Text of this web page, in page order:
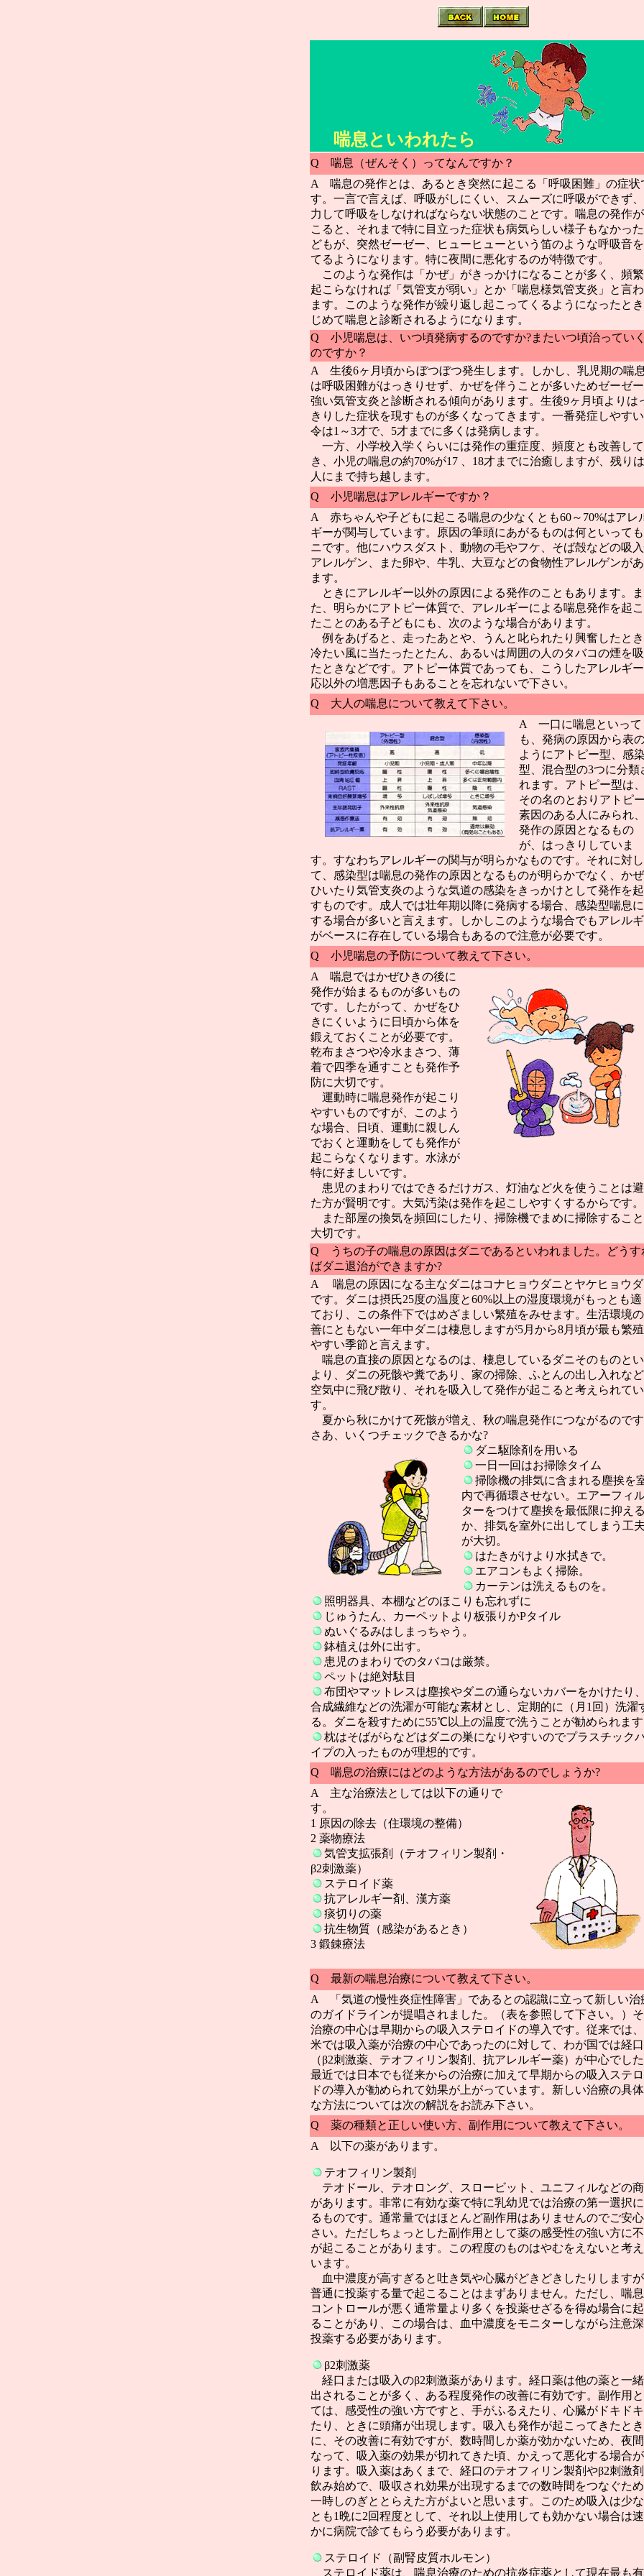
喘息といわれたら
Q 喘息（ぜんそく）ってなんですか？
A 喘息の発作とは、あるとき突然に起こる「呼吸困難」の症状
す。一言で言えば、呼吸がしにくい、スムーズに呼吸ができず
力して呼吸をしなければならない状態のことです。喘息の発作
こると、それまで特に目立った症状も病気らしい様子もなかっ
どもが、突然ゼーゼー、ヒューヒューという笛のような呼吸音
てるようになります。特に夜間に悪化するのが特徴です。
このような発作は「かぜ」がきっかけになることが多く、頻
起こらなければ「気管支が弱い」とか「喘息様気管支炎」と言
ます。このような発作が繰り返し起こってくるようになったと
じめて喘息と診断されるようになります。
Q 小児喘息は、いつ頃発病するのですか?またいつ頃治っていく
のですか？
A 生後6ヶ月頃からぼつぼつ発生します。しかし、乳児期の喘息
は呼吸困難がはっきりせず、かぜを伴うことが多いためゼーゼ
強い気管支炎と診断される傾向があります。生後9ヶ月頃よりは
きりした症状を現すものが多くなってきます。一番発症しやす
令は1～3才で、5才までに多くは発病します。
一方、小学校入学くらいには発作の重症度、頻度とも改善し
き、小児の喘息の約70%が17 、18才までに治癒しますが、残り
人にまで持ち越します。
Q 小児喘息はアレルギーですか？
A 赤ちゃんや子どもに起こる喘息の少なくとも60～70%はアレ
ギーが関与しています。原因の筆頭にあがるものは何といって
ニです。他にハウスダスト、動物の毛やフケ、そば殻などの吸
アレルゲン、また卵や、牛乳、大豆などの食物性アレルゲンがあ
ます。
ときにアレルギー以外の原因による発作のこともあります。ま
た、明らかにアトピー体質で、アレルギーによる喘息発作を起
たことのある子どもにも、次のような場合があります。
例をあげると、走ったあとや、うんと叱られたり興奮したとき
冷たい風に当たったとたん、あるいは周囲の人のタバコの煙を
たときなどです。アトピー体質であっても、こうしたアレルギー
応以外の増悪因子もあることを忘れないで下さい。
Q 大人の喘息について教えて下さい。
A 一口に喘息といって
も、発病の原因から表
ようにアトピー型、感染
型、混合型の3つに分類
れます。アトピー型は、
その名のとおりアトピー
素因のある人にみられ、
発作の原因となるもの
が、はっきりしていま
す。すなわちアレルギーの関与が明らかなものです。それに対し
て、感染型は喘息の発作の原因となるものが明らかでなく、か
ひいたり気管支炎のような気道の感染をきっかけとして発作を起
すものです。成人では壮年期以降に発病する場合、感染型喘息
する場合が多いと言えます。しかしこのような場合でもアレル
がベースに存在している場合もあるので注意が必要です。
Q 小児喘息の予防について教えて下さい。
A 喘息ではかぜひきの後に
発作が始まるものが多いもの
です。したがって、かぜをひ
きにくいように日頃から体を
鍛えておくことが必要です。
乾布まさつや冷水まさつ、薄
着で四季を通すことも発作予
防に大切です。
運動時に喘息発作が起こり
やすいものですが、このよう
な場合、日頃、運動に親しん
でおくと運動をしても発作が
起こらなくなります。水泳が
特に好ましいです。
患児のまわりではできるだけガス、灯油など火を使うことは
た方が賢明です。大気汚染は発作を起こしやすくするからです。
また部屋の換気を頻回にしたり、掃除機でまめに掃除するこ
大切です。
Q うちの子の喘息の原因はダニであるといわれました。どうす
ばダニ退治ができますか?
A 喘息の原因になる主なダニはコナヒョウダニとヤケヒョウ
です。ダニは摂氏25度の温度と60%以上の湿度環境がもっとも適
ており、この条件下ではめざましい繁殖をみせます。生活環境
善にともない一年中ダニは棲息しますが5月から8月頃が最も繁
やすい季節と言えます。
喘息の直接の原因となるのは、棲息しているダニそのものとい
より、ダニの死骸や糞であり、家の掃除、ふとんの出し入れな
空気中に飛び散り、それを吸入して発作が起こると考えられてい
す。
夏から秋にかけて死骸が増え、秋の喘息発作につながるのです
さあ、いくつチェックできるかな?
ダニ駆除剤を用いる
一日一回はお掃除タイム
掃除機の排気に含まれる塵挨を
内で再循環させない。エアーフィ
ターをつけて塵挨を最低限に抑える
か、排気を室外に出してしまう工夫
が大切。
はたきがけより水拭きで。
エアコンもよく掃除。
カーテンは洗えるものを。
照明器具、本棚などのほこりも忘れずに
じゅうたん、カーペットより板張りかPタイル
ぬいぐるみはしまっちゃう。
鉢植えは外に出す。
患児のまわりでのタバコは厳禁。
ペットは絶対駄目
布団やマットレスは塵挨やダニの通らないカバーをかけたり、
合成繊維などの洗濯が可能な素材とし、定期的に（月1回）洗濯
る。ダニを殺すために55℃以上の温度で洗うことが勧められます
枕はそばがらなどはダニの巣になりやすいのでプラスチック
イプの入ったものが理想的です。
Q 喘息の治療にはどのような方法があるのでしょうか?
A 主な治療法としては以下の通りで
す。
1 原因の除去（住環境の整備）
2 薬物療法
気管支拡張剤（テオフィリン製剤・
β2刺激薬）
ステロイド薬
抗アレルギー剤、漢方薬
痰切りの薬
抗生物質（感染があるとき）
3 鍛錬療法
Q 最新の喘息治療について教えて下さい。
A 「気道の慢性炎症性障害」であるとの認識に立って新しい治
のガイドラインが提唱されました。（表を参照して下さい。）
治療の中心は早期からの吸入ステロイドの導入です。従来では
米では吸入薬が治療の中心であったのに対して、わが国では経
（β2刺激薬、テオフィリン製剤、抗アレルギー薬）が中心でした
最近では日本でも従来からの治療に加えて早期からの吸入ステロ
ドの導入が勧められて効果が上がっています。新しい治療の具
な方法については次の解説をお読み下さい。
Q 薬の種類と正しい使い方、副作用について教えて下さい。
A 以下の薬があります。
テオフィリン製剤
テオドール、テオロング、スロービット、ユニフィルなどの
があります。非常に有効な薬で特に乳幼児では治療の第一選択
るものです。通常量ではほとんど副作用はありませんのでご安
さい。ただしちょっとした副作用として薬の感受性の強い方に
が起こることがあります。この程度のものはやむをえないと考
います。
血中濃度が高すぎると吐き気や心臓がどきどきしたりしますが
普通に投薬する量で起こることはまずありません。ただし、喘
コントロールが悪く通常量より多くを投薬せざるを得ぬ場合に起
ることがあり、この場合は、血中濃度をモニターしながら注意深
投薬する必要があります。
β2刺激薬
経口または吸入のβ2刺激薬があります。経口薬は他の薬と一
出されることが多く、ある程度発作の改善に有効です。副作用
ては、感受性の強い方ですと、手がふるえたり、心臓がドキド
たり、ときに頭痛が出現します。吸入も発作が起こってきたとき
に、その改善に有効ですが、数時間しか薬が効かないため、夜
なって、吸入薬の効果が切れてきた頃、かえって悪化する場合
ります。吸入薬はあくまで、経口のテオフィリン製剤やβ2刺激
飲み始めで、吸収され効果が出現するまでの数時間をつなぐた
一時しのぎととらえた方がよいと思います。このため吸入は少な
とも1晩に2回程度として、それ以上使用しても効かない場合は
かに病院で診てもらう必要があります。
ステロイド（副腎皮質ホルモン）
ステロイド薬は、喘息治療のための抗炎症薬として現在最も